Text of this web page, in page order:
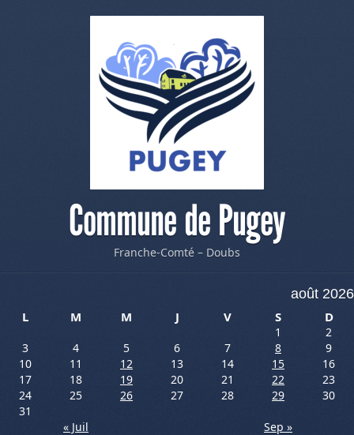
Commune de Pugey
Franche-Comté – Doubs
août 2026
L
M M J V S D
1
2
3
4 5 6 7 8
9
10
11 12 13 14 15
16
17
18 19 20 21 22
23
24
25 26 27 28 29
30
31
« Juil
Sep »